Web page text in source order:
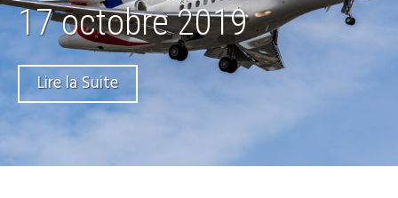
17 octobre 2019
Lire la Suite